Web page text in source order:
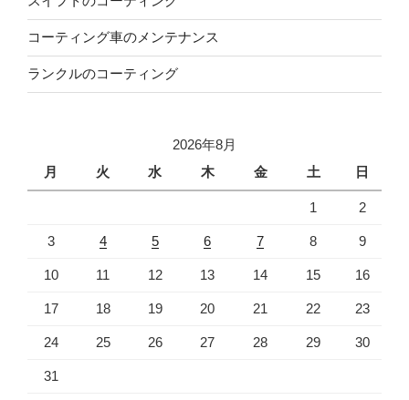
コーティング車のメンテナンス
ランクルのコーティング
2026年8月
月
火 水 木 金 土 日
1 2
3 4 5 6 7 8 9
10 11 12 13 14 15 16
17 18 19 20 21 22 23
24 25 26 27 28 29 30
31